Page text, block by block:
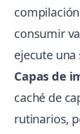
consumir
ejecute una
Capas de
caché de
rutinarios,